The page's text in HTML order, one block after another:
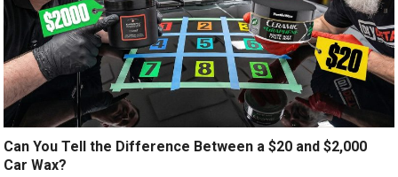
Can You Tell the Difference Between a $20 and $2,000
Car Wax?